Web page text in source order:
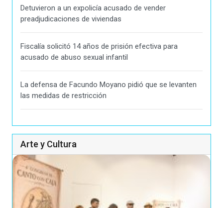
Detuvieron a un expolicía acusado de vender
preadjudicaciones de viviendas
Fiscalía solicitó 14 años de prisión efectiva para
acusado de abuso sexual infantil
La defensa de Facundo Moyano pidió que se levanten
las medidas de restricción
Arte y Cultura